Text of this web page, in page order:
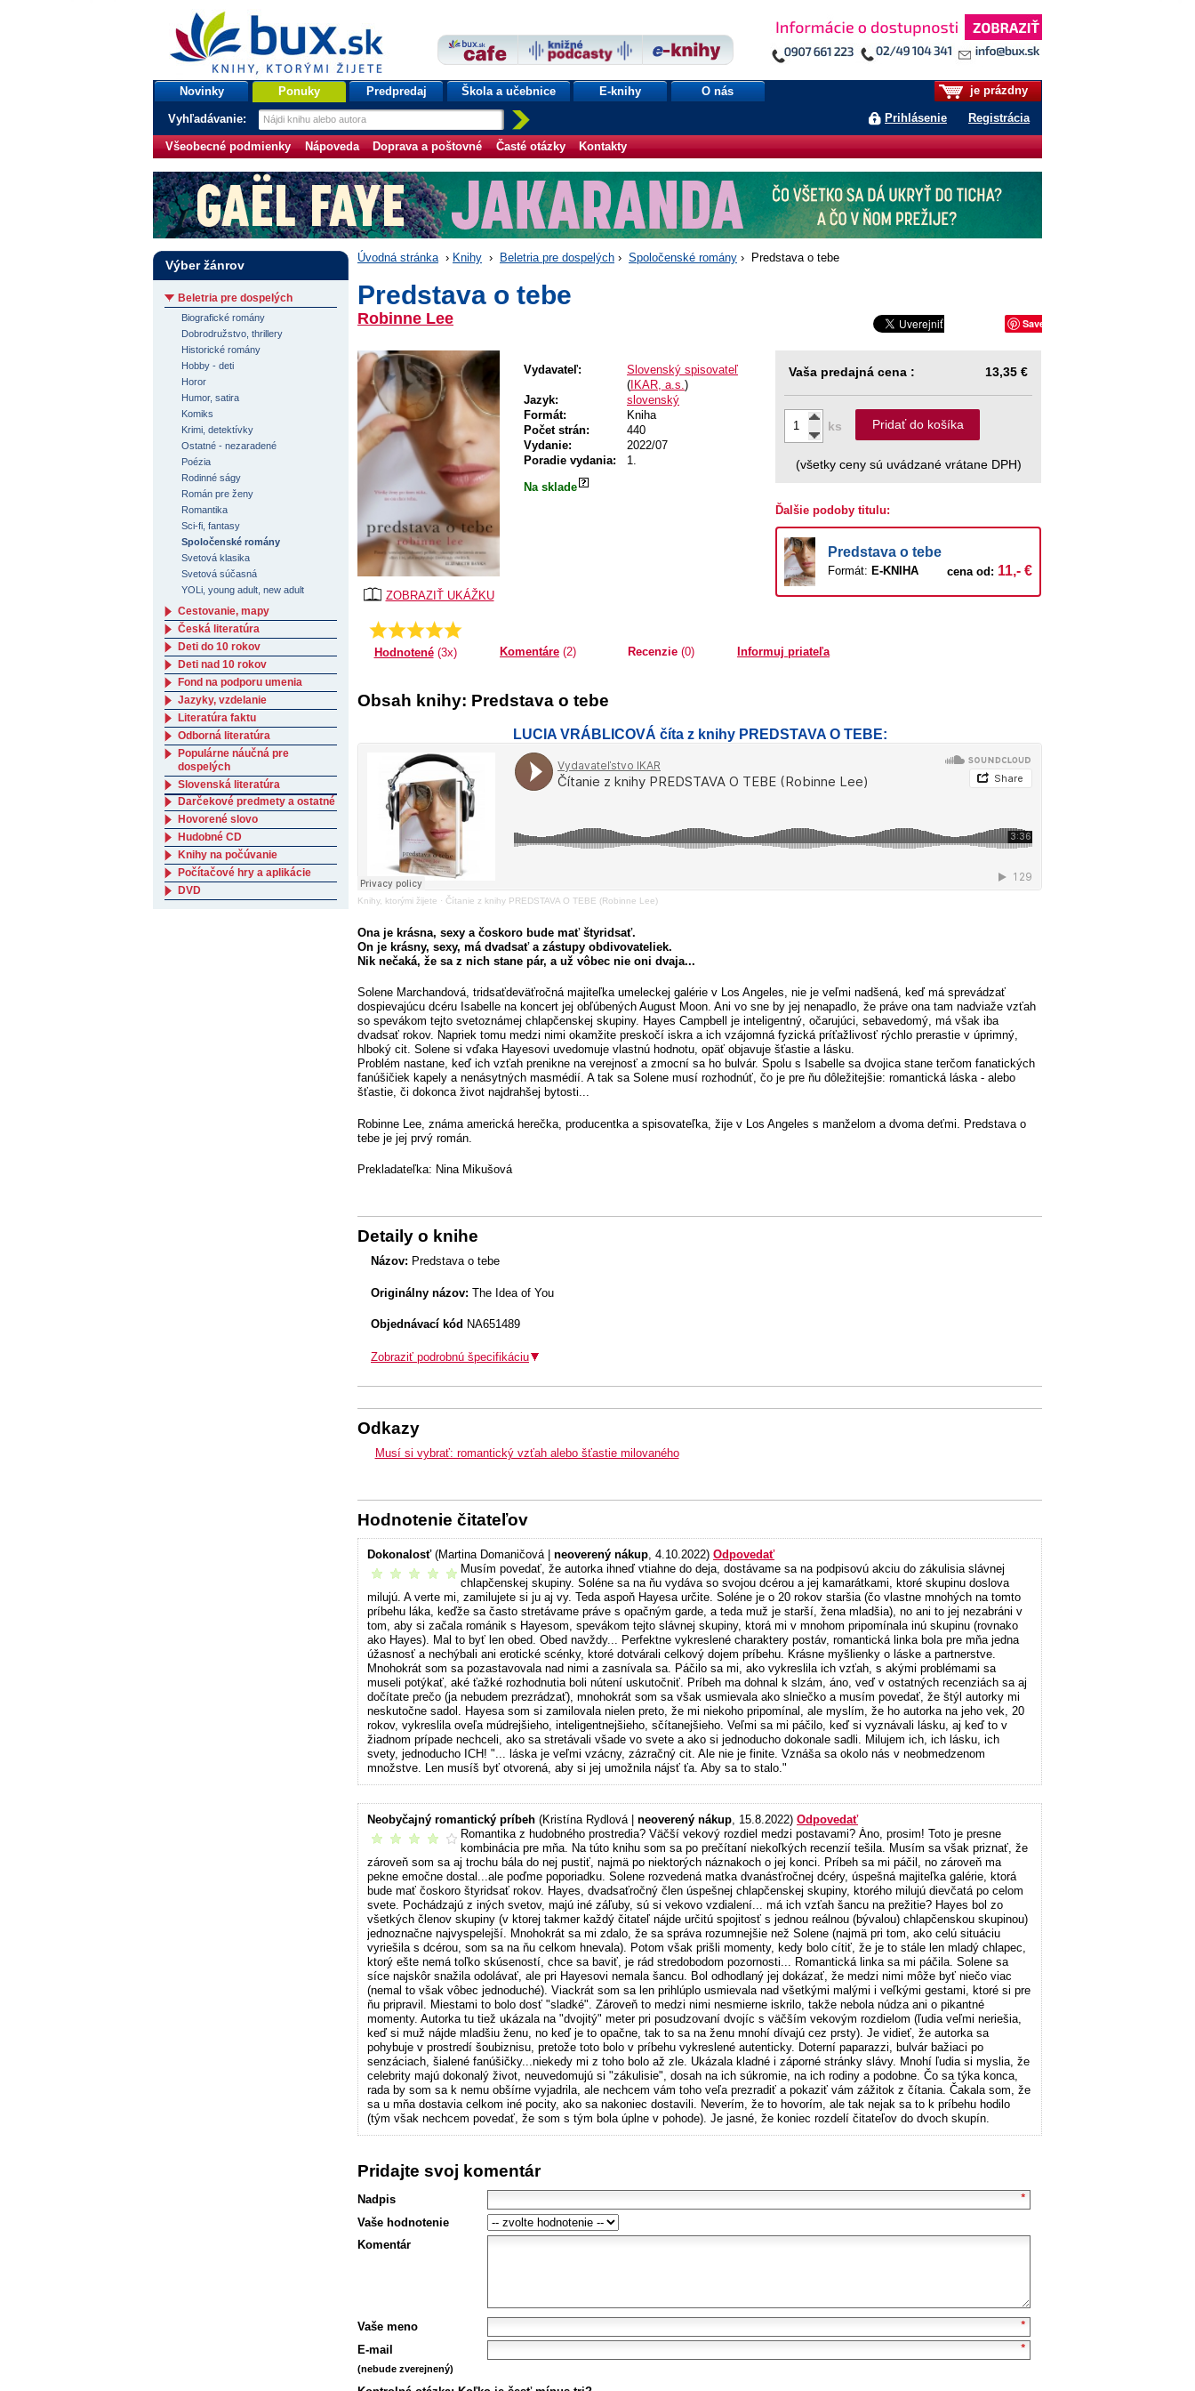
bux.sk
knihy, ktorými žijete
Úvodná stránka
je prázdny
Prihlásenie Registrácia
Novinky Ponuky Predpredaj Škola a učebnice E-knihy O nás
Vyhľadávanie:
Všeobecné podmienky Nápoveda Doprava a poštovné Časté otázky Kontakty
Úvodná stránka › Knihy › Beletria pre dospelých › Spoločenské romány › Predstava o tebe
Predstava o tebe
Robinne Lee Save
ZOBRAZIŤ UKÁŽKU
Vydavateľ:
Slovenský spisovateľ
( IKAR, a.s.)
Jazyk:
slovenský
Formát:
Kniha
Počet strán:
440
Vydanie:
2022/07
Poradie vydania:
1.
Na sklade
Vaša predajná cena : 13,35 €
ks Pridať do košíka
(všetky ceny sú uvádzané vrátane DPH)
Ďalšie podoby titulu:
Predstava o tebe
Formát: E-KNIHA cena od: 11,- €
Priemer:
4.66666666666667
Hodnotené(3x) Komentáre (2) Recenzie(0) Informuj priateľa
Obsah knihy: Predstava o tebe
LUCIA VRÁBLICOVÁ číta z knihy PREDSTAVA O TEBE:
Knihy, ktorými žijete · Čítanie z knihy PREDSTAVA O TEBE (Robinne Lee)
Ona je krásna, sexy a čoskoro bude mať štyridsať.
On je krásny, sexy, má dvadsať a zástupy obdivovateliek.
Nik nečaká, že sa z nich stane pár, a už vôbec nie oni dvaja...
Solene Marchandová, tridsaťdeväťročná majiteľka umeleckej galérie v Los Angeles, nie je veľmi nadšená, keď má sprevádzať
dospievajúcu dcéru Isabelle na koncert jej obľúbených August Moon. Ani vo sne by jej nenapadlo, že práve ona tam nadviaže vzťah
so spevákom tejto svetoznámej chlapčenskej skupiny. Hayes Campbell je inteligentný, očarujúci, sebavedomý, má však iba
dvadsať rokov. Napriek tomu medzi nimi okamžite preskočí iskra a ich vzájomná fyzická príťažlivosť rýchlo prerastie v úprimný,
hlboký cit. Solene si vďaka Hayesovi uvedomuje vlastnú hodnotu, opäť objavuje šťastie a lásku.
Problém nastane, keď ich vzťah prenikne na verejnosť a zmocní sa ho bulvár. Spolu s Isabelle sa dvojica stane terčom fanatických
fanúšičiek kapely a nenásytných masmédií. A tak sa Solene musí rozhodnúť, čo je pre ňu dôležitejšie: romantická láska - alebo
šťastie, či dokonca život najdrahšej bytosti...
Robinne Lee, známa americká herečka, producentka a spisovateľka, žije v Los Angeles s manželom a dvoma deťmi. Predstava o
tebe je jej prvý román.
Prekladateľka: Nina Mikušová
Detaily o knihe
Názov: Predstava o tebe
Originálny názov: The Idea of You
Objednávací kód NA651489
Zobraziť podrobnú špecifikáciu
Odkazy
Musí si vybrať: romantický vzťah alebo šťastie milovaného
Hodnotenie čitateľov
Dokonalosť (Martina Domaničová | neoverený nákup, 4.10.2022) Odpovedať
vrelo odporúčam
Musím povedať, že autorka ihneď vtiahne do deja, dostávame sa na podpisovú akciu do zákulisia slávnej
chlapčenskej skupiny. Soléne sa na ňu vydáva so svojou dcérou a jej kamarátkami, ktoré skupinu doslova
milujú. A verte mi, zamilujete si ju aj vy. Teda aspoň Hayesa určite. Soléne je o 20 rokov staršia (čo vlastne mnohých na tomto
príbehu láka, keďže sa často stretávame práve s opačným garde, a teda muž je starší, žena mladšia), no ani to jej nezabráni v
tom, aby si začala románik s Hayesom, spevákom tejto slávnej skupiny, ktorá mi v mnohom pripomínala inú skupinu (rovnako
ako Hayes). Mal to byť len obed. Obed navždy... Perfektne vykreslené charaktery postáv, romantická linka bola pre mňa jedna
úžasnosť a nechýbali ani erotické scénky, ktoré dotvárali celkový dojem príbehu. Krásne myšlienky o láske a partnerstve.
Mnohokrát som sa pozastavovala nad nimi a zasnívala sa. Páčilo sa mi, ako vykreslila ich vzťah, s akými problémami sa
museli potýkať, aké ťažké rozhodnutia boli nútení uskutočniť. Príbeh ma dohnal k slzám, áno, veď v ostatných recenziách sa aj
dočítate prečo (ja nebudem prezrádzať), mnohokrát som sa však usmievala ako slniečko a musím povedať, že štýl autorky mi
neskutočne sadol. Hayesa som si zamilovala nielen preto, že mi niekoho pripomínal, ale myslím, že ho autorka na jeho vek, 20
rokov, vykreslila oveľa múdrejšieho, inteligentnejšieho, sčítanejšieho. Veľmi sa mi páčilo, keď si vyznávali lásku, aj keď to v
žiadnom prípade nechceli, ako sa stretávali všade vo svete a ako si jednoducho dokonale sadli. Milujem ich, ich lásku, ich
svety, jednoducho ICH! "... láska je veľmi vzácny, zázračný cit. Ale nie je finite. Vznáša sa okolo nás v neobmedzenom
množstve. Len musíš byť otvorená, aby si jej umožnila nájsť ťa. Aby sa to stalo."
Neobyčajný romantický príbeh (Kristína Rydlová | neoverený nákup , 15.8.2022) Odpovedať
príjemné čítanie
Romantika z hudobného prostredia? Väčší vekový rozdiel medzi postavami? Áno, prosim! Toto je presne
kombinácia pre mňa. Na túto knihu som sa po prečítaní niekoľkých recenzií tešila. Musím sa však priznať, že
zároveň som sa aj trochu bála do nej pustiť, najmä po niektorých náznakoch o jej konci. Príbeh sa mi páčil, no zároveň ma
pekne emočne dostal...ale poďme poporiadku. Solene rozvedená matka dvanásťročnej dcéry, úspešná majiteľka galérie, ktorá
bude mať čoskoro štyridsať rokov. Hayes, dvadsaťročný člen úspešnej chlapčenskej skupiny, ktorého milujú dievčatá po celom
svete. Pochádzajú z iných svetov, majú iné záľuby, sú si vekovo vzdialení... má ich vzťah šancu na prežitie? Hayes bol zo
všetkých členov skupiny (v ktorej takmer každý čitateľ nájde určitú spojitosť s jednou reálnou (bývalou) chlapčenskou skupinou)
jednoznačne najvyspelejší. Mnohokrát sa mi zdalo, že sa správa rozumnejšie než Solene (najmä pri tom, ako celú situáciu
vyriešila s dcérou, som sa na ňu celkom hnevala). Potom však prišli momenty, kedy bolo cítiť, že je to stále len mladý chlapec,
ktorý ešte nemá toľko skúseností, chce sa baviť, je rád stredobodom pozornosti... Romantická linka sa mi páčila. Solene sa
síce najskôr snažila odolávať, ale pri Hayesovi nemala šancu. Bol odhodlaný jej dokázať, že medzi nimi môže byť niečo viac
(nemal to však vôbec jednoduché). Viackrát som sa len prihlúplo usmievala nad všetkými malými i veľkými gestami, ktoré si pre
ňu pripravil. Miestami to bolo dosť "sladké". Zároveň to medzi nimi nesmierne iskrilo, takže nebola núdza ani o pikantné
momenty. Autorka tu tiež ukázala na "dvojitý" meter pri posudzovaní dvojíc s väčším vekovým rozdielom (ľudia veľmi neriešia,
keď si muž nájde mladšiu ženu, no keď je to opačne, tak to sa na ženu mnohí dívajú cez prsty). Je vidieť, že autorka sa
pohybuje v prostredí šoubiznisu, pretože toto bolo v príbehu vykreslené autenticky. Doterní paparazzi, bulvár bažiaci po
senzáciach, šialené fanúšičky...niekedy mi z toho bolo až zle. Ukázala kladné i záporné stránky slávy. Mnohí ľudia si myslia, že
celebrity majú dokonalý život, neuvedomujú si "zákulisie", dosah na ich súkromie, na ich rodiny a podobne. Čo sa týka konca,
rada by som sa k nemu obšírne vyjadrila, ale nechcem vám toho veľa prezradiť a pokaziť vám zážitok z čítania. Čakala som, že
sa u mňa dostavia celkom iné pocity, ako sa nakoniec dostavili. Neverím, že to hovorím, ale tak nejak sa to k príbehu hodilo
(tým však nechcem povedať, že som s tým bola úplne v pohode). Je jasné, že koniec rozdelí čitateľov do dvoch skupín.
Pridajte svoj komentár
Nadpis
Vaše hodnotenie
Komentár
Vaše meno
E-mail
(nebude zverejnený)
Výber žánrov
Beletria pre dospelých
Biografické romány
Dobrodružstvo, thrillery
Historické romány
Hobby - deti
Horor
Humor, satira
Komiks
Krimi, detektívky
Ostatné - nezaradené
Poézia
Rodinné ságy
Román pre ženy
Romantika
Sci-fi, fantasy
Spoločenské romány
Svetová klasika
Svetová súčasná
YOLi, young adult, new adult
Cestovanie, mapy
Česká literatúra
Deti do 10 rokov
Deti nad 10 rokov
Fond na podporu umenia
Jazyky, vzdelanie
Literatúra faktu
Odborná literatúra
Populárne náučná pre
dospelých
Slovenská literatúra
Darčekové predmety a ostatné
Hovorené slovo
Hudobné CD
Knihy na počúvanie
Počítačové hry a aplikácie
DVD